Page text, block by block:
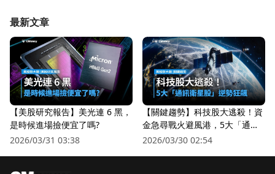
最新文章
【美股研究報告】美光連 6 黑，
是時候進場撿便宜了嗎?
2026/03/31 03:38
【關鍵趨勢】科技股大逃殺！資
金急尋戰火避風港，5大「通訊
衛星股」逆勢狂飆
2026/03/30 02:54